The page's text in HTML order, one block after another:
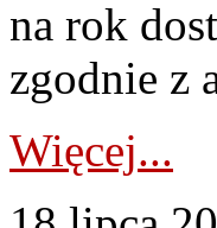
na rok
zgodnie z
Więcej...